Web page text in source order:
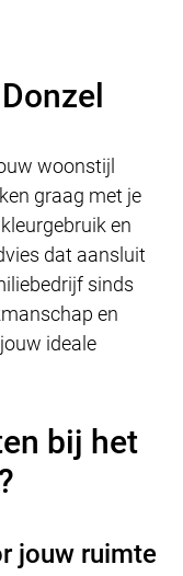
woonstijl
graag met je
en
dat aansluit
sinds
en
ideale
bij het
jouw ruimte